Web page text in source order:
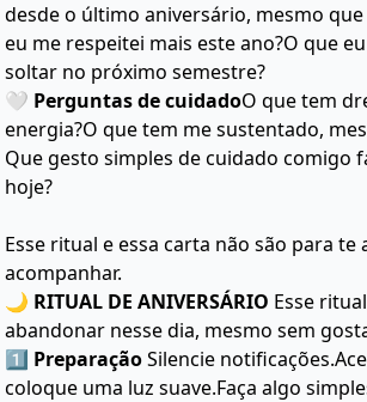
desde o último aniversário, mesmo
eu me respeitei mais este ano?O que
soltar no próximo semestre?
🤍 Perguntas de cuidadoO que tem
energia?O que tem me sustentado,
Que gesto simples de cuidado comigo
hoje?
Esse ritual e essa carta não são para te
acompanhar.
🌙 RITUAL DE ANIVERSÁRIO Esse
abandonar nesse dia, mesmo sem
1️⃣ PreparaçãoSilencie
coloque uma luz suave.Faça algo